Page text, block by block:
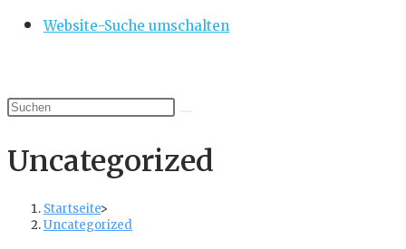
Website-Suche umschalten
Uncategorized
Startseite>
Uncategorized